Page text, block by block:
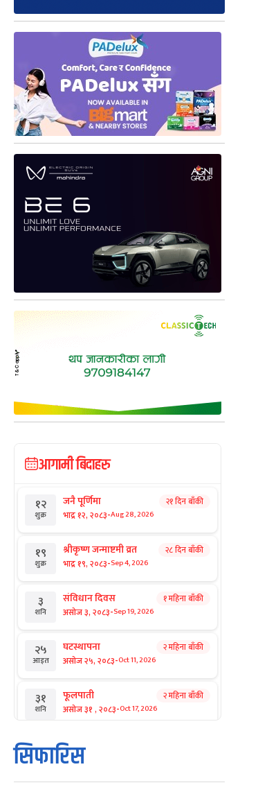
आगामी बिदाहरु
१२
शुक्र
जनै पूर्णिमा
भाद्र १२, २०८३-Aug 28, 2026
२१ दिन बाँकी
१९
शुक्र
श्रीकृष्ण जन्माष्टमी व्रत
भाद्र १९, २०८३-Sep 4, 2026
२८ दिन बाँकी
३
शनि
संविधान दिवस
असोज ३, २०८३-Sep 19, 2026
१ महिना बाँकी
२५
आइत
घटस्थापना
असोज २५, २०८३-Oct 11, 2026
२ महिना बाँकी
३१
शनि
फूलपाती
असोज ३१ , २०८३-Oct 17, 2026
२ महिना बाँकी
१
आइत
कार्तिक सङ्क्रान्ति
कार्तिक १, २०८३
सिफारिस